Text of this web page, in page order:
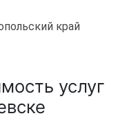
край
услуг